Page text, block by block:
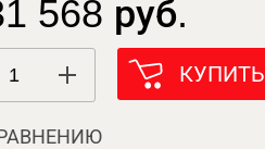
568 руб.
КУПИТЬ